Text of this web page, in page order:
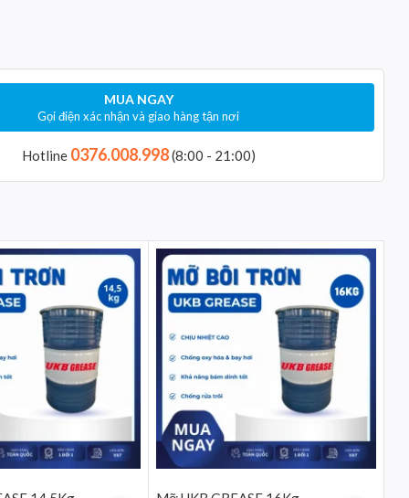
MUA NGAY
Gọi điện xác nhận và giao hàng tận nơi
Hotline 0376.008.998(8:00 - 21:00)